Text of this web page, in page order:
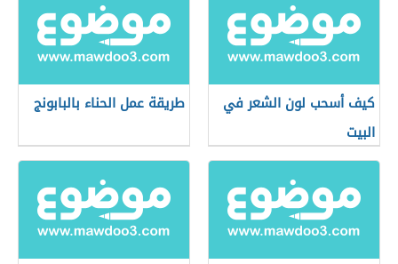
كيف أسحب لون الشعر في
البيت
طريقة عمل الحناء بالبابونج